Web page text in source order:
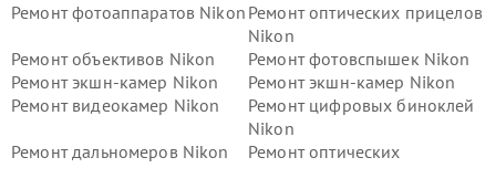
Ремонт фотоаппаратов Nikon Ремонт оптических прицелов
Nikon
Ремонт объективов Nikon
Ремонт фотовспышек Nikon
Ремонт экшн-камер Nikon
Ремонт экшн-камер Nikon
Ремонт видеокамер Nikon
Ремонт цифровых биноклей
Nikon
Ремонт дальномеров Nikon
Ремонт оптических